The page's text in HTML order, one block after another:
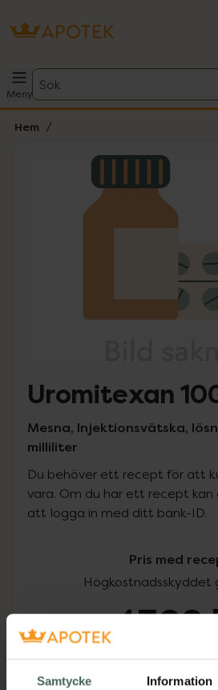
Samtycke Information
Meny
Sök
Hem
Lista: . Innehåller 1
Uromitexan
Mesna, Injektionsvätska,
milliliter
Du behöver ett recept för att
vara. Om du har ett recept
att logga in med ditt bank-ID.
Pris med
Högkostnadsskyddet
4302
I apotek: